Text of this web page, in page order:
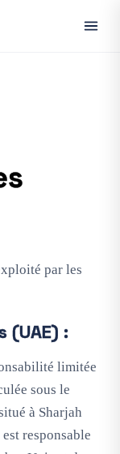
par les
(UAE) :
limitée
sous le
à Sharjah
responsable